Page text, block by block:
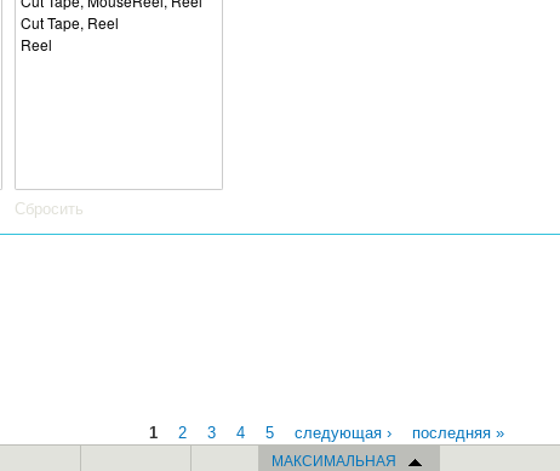
Сбросить
1 2 3 4 5 следующая › последняя »
МАКСИМАЛЬНАЯ